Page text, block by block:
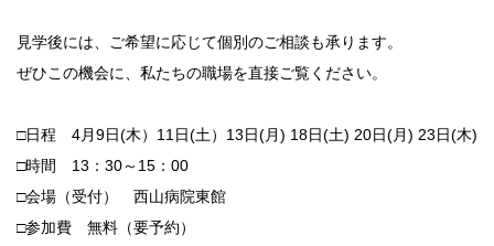
見学後には、ご希望に応じて個別のご相談も承ります。
ぜひこの機会に、私たちの職場を直接ご覧ください。
□日程 4月9日(木）11日(土）13日(月) 18日(土) 20日(月) 23日(木)
□時間 13：30～15：00
□会場（受付） 西山病院東館
□参加費 無料（要予約）